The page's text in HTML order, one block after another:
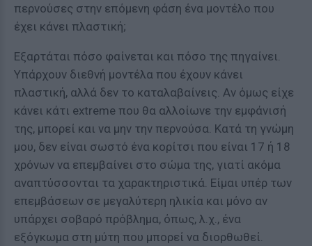
περνούσες στην επόμενη φάση ένα μοντέλο που
έχει κάνει πλαστική;
Εξαρτάται πόσο φαίνεται και πόσο της πηγαίνει.
Υπάρχουν διεθνή μοντέλα που έχουν κάνει
πλαστική, αλλά δεν το καταλαβαίνεις. Αν όμως είχε
κάνει κάτι extreme που θα αλλοίωνε την εμφάνισή
της, μπορεί και να μην την περνούσα. Κατά τη γνώμη
μου, δεν είναι σωστό ένα κορίτσι που είναι 17 ή 18
χρόνων να επεμβαίνει στο σώμα της, γιατί ακόμα
αναπτύσσονται τα χαρακτηριστικά. Είμαι υπέρ των
επεμβάσεων σε μεγαλύτερη ηλικία και μόνο αν
υπάρχει σοβαρό πρόβλημα, όπως, λ.χ., ένα
εξόγκωμα στη μύτη που μπορεί να διορθωθεί.